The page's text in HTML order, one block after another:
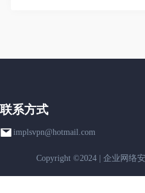
联系方式
implsvpn@hotmail.com
Copyright ©2024 | 企业网络